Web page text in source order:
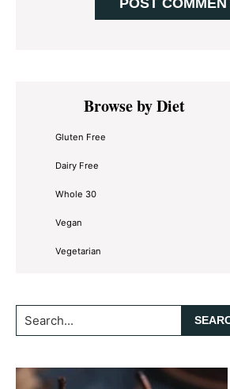
Primary
SidebarBrowse by Diet
Gluten Free
Dairy Free
Whole 30
Vegan
Vegetarian
Search...